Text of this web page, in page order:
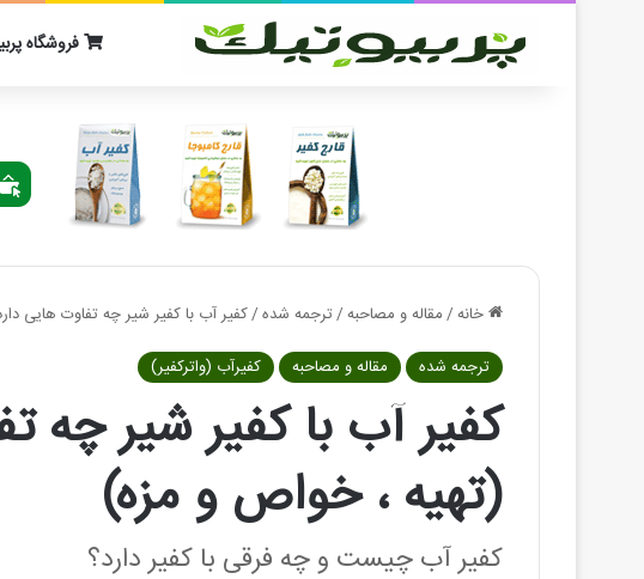
فروشگاه
خانه/مقاله و مصاحبه/ترجمه شده/کفیر آب با کفیر شیر چه تفاوت هایی
ترجمه شده
مقاله و مصاحبه کفیرآب (واترکفیر)
کفیر آب با کفیر شیر چه
(تهیه ، خواص و مزه)
کفیر آب چیست و چه فرقی با کفیر دارد؟